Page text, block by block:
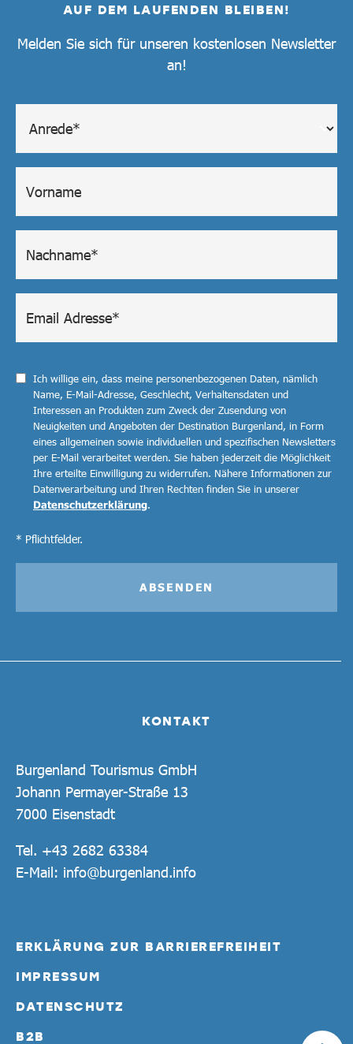
KONTAKT
Burgenland Tourismus GmbH
Johann Permayer-Straße 13
7000 Eisenstadt
Tel. +43 2682 63384
E-Mail: info@burgenland.info
ERKLÄRUNG ZUR BARRIEREFREIHEIT
IMPRESSUM
DATENSCHUTZ
B2B
AUF DEM LAUFENDEN BLEIBEN!
Melden Sie sich für unseren kostenlosen Newsletter
an!
Ich willige ein, dass meine personenbezogenen Daten, nämlich
Name, E-Mail-Adresse, Geschlecht, Verhaltensdaten und
Interessen an Produkten zum Zweck der Zusendung von
Neuigkeiten und Angeboten der Destination Burgenland, in Form
eines allgemeinen sowie individuellen und spezifischen Newsletters
per E-Mail verarbeitet werden. Sie haben jederzeit die Möglichkeit
Ihre erteilte Einwilligung zu widerrufen. Nähere Informationen zur
Datenverarbeitung und Ihren Rechten finden Sie in unserer
Datenschutzerklärung.
* Pflichtfelder.
ABSENDEN